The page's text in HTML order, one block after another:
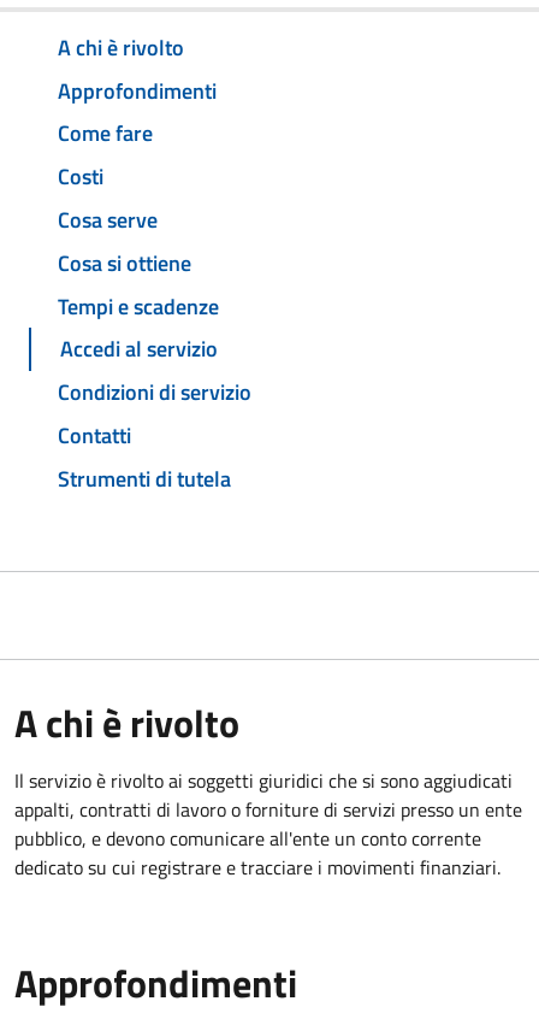
A chi è rivolto
Approfondimenti
Come fare
Costi
Cosa serve
Cosa si ottiene
Tempi e scadenze
Accedi al servizio
Condizioni di servizio
Contatti
Strumenti di tutela
A chi è rivolto
Il servizio è rivolto ai soggetti giuridici che si sono aggiudicati
appalti, contratti di lavoro o forniture di servizi presso un ente
pubblico, e devono comunicare all'ente un conto corrente
dedicato su cui registrare e tracciare i movimenti finanziari.
Approfondimenti